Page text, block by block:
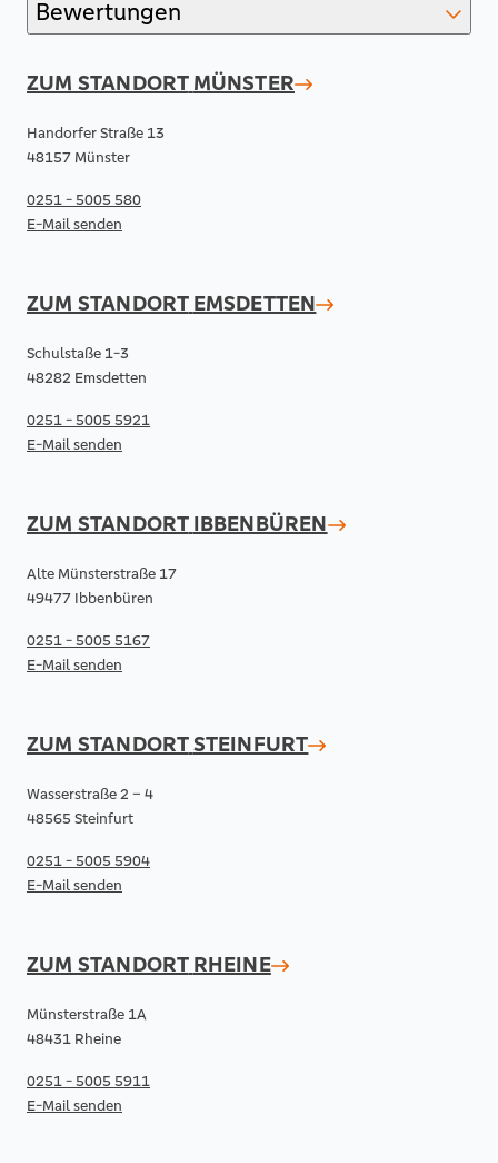
Bewertungen
ZUM STANDORT MÜNSTER
Handorfer Straße 13
48157 Münster
0251 - 5005 580
E-Mail senden
ZUM STANDORT EMSDETTEN
Schulstaße 1-3
48282 Emsdetten
0251 - 5005 5921
E-Mail senden
ZUM STANDORT IBBENBÜREN
Alte Münsterstraße 17
49477 Ibbenbüren
0251 - 5005 5167
E-Mail senden
ZUM STANDORTSTEINFURT
Wasserstraße 2 – 4
48565 Steinfurt
0251 - 5005 5904
E-Mail senden
ZUM STANDORT RHEINE
Münsterstraße 1A
48431 Rheine
0251 - 5005 5911
E-Mail senden